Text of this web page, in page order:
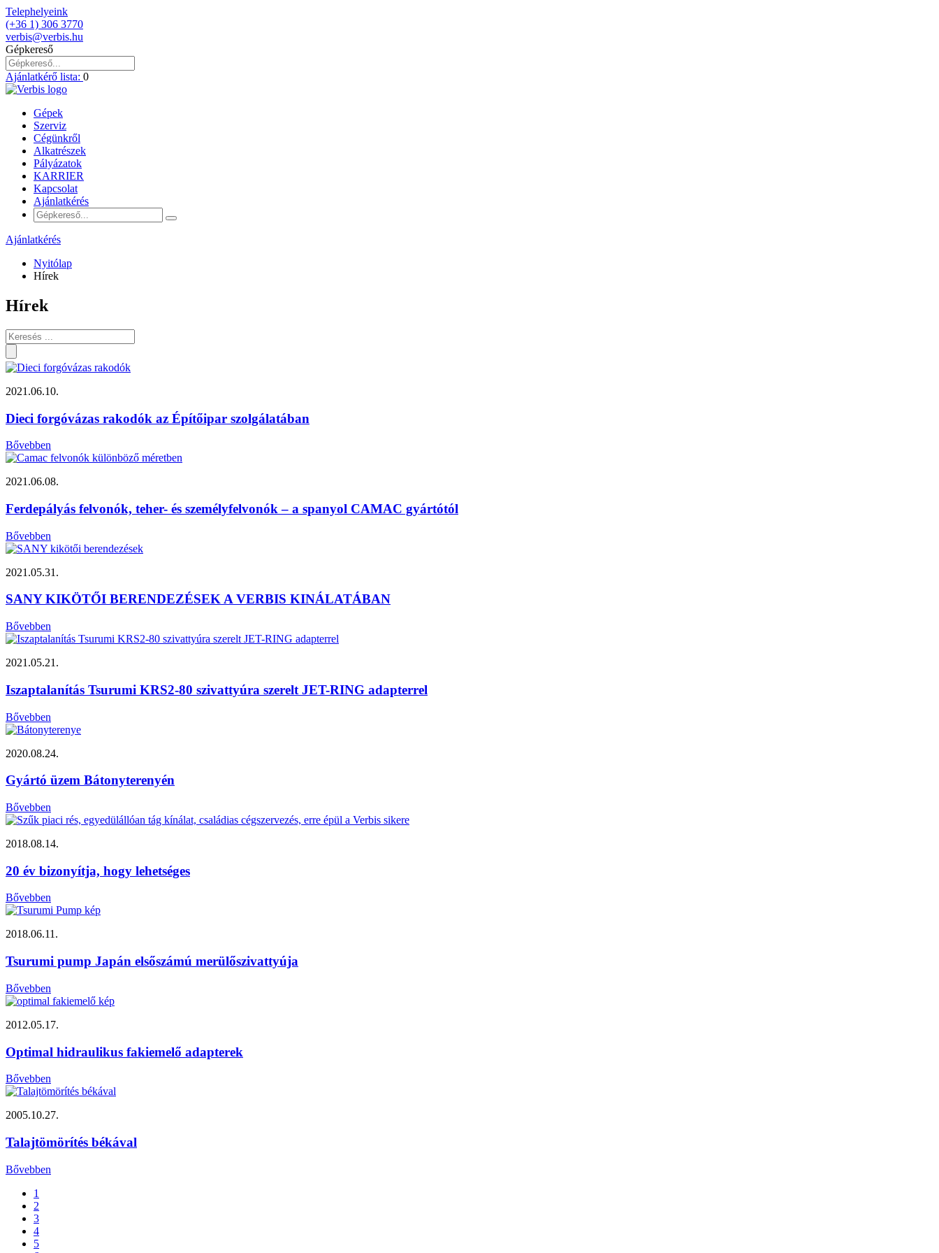
Telephelyeink
(+36 1) 306 3770
verbis@verbis.hu
Gépkereső
Ajánlatkérő lista: 0
Gépek
Szerviz
Cégünkről
Alkatrészek
Pályázatok
KARRIER
Kapcsolat
Ajánlatkérés
Ajánlatkérés
Nyitólap
Hírek
Hírek
2021.06.10.
Dieci forgóvázas rakodók az Építőipar szolgálatában
Bővebben
2021.06.08.
Ferdepályás felvonók, teher- és személyfelvonók – a spanyol CAMAC gyártótól
Bővebben
2021.05.31.
SANY KIKÖTŐI BERENDEZÉSEK A VERBIS KINÁLATÁBAN
Bővebben
2021.05.21.
Iszaptalanítás Tsurumi KRS2-80 szivattyúra szerelt JET-RING adapterrel
Bővebben
2020.08.24.
Gyártó üzem Bátonyterenyén
Bővebben
2018.08.14.
20 év bizonyítja, hogy lehetséges
Bővebben
2018.06.11.
Tsurumi pump Japán elsőszámú merülőszivattyúja
Bővebben
2012.05.17.
Optimal hidraulikus fakiemelő adapterek
Bővebben
2005.10.27.
Talajtömörítés békával
Bővebben
1
2
3
4
5